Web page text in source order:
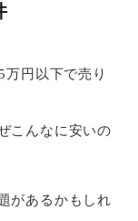
円以下で売り
こんなに安いの
があるかもしれ